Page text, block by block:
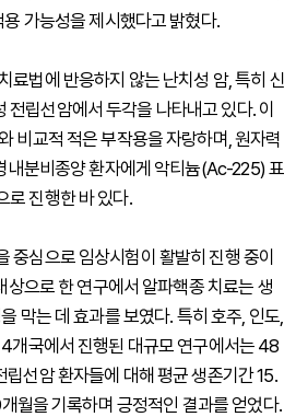
가능성을 제시했다고 밝혔다.
료법에 반응하지 않는 난치성 암, 특히 신
립선암에서 두각을 나타내고 있다. 이
비교적 적은 부작용을 자랑하며, 원자력
내분비종양 환자에게 악티늄(Ac-225) 표
로 진행한 바 있다.
중심으로 임상시험이 활발히 진행 중이
상으로 한 연구에서 알파핵종 치료는 생
막는 데 효과를 보였다. 특히 호주, 인도,
개국에서 진행된 대규모 연구에서는 48
선암 환자들에 대해 평균 생존기간 15.
월을 기록하며 긍정적인 결과를 얻었다.